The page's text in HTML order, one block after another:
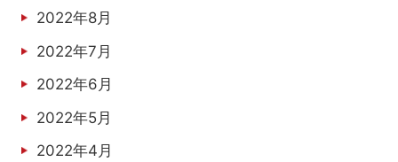
2022年8月
2022年7月
2022年6月
2022年5月
2022年4月